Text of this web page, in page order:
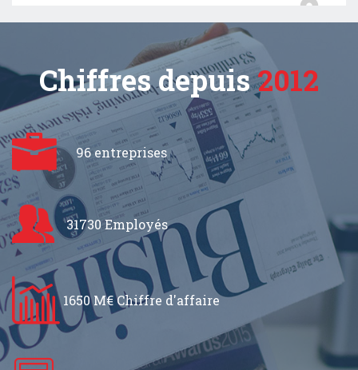
Chiffres depuis2012
96 entreprises
31730 Employés
1650 M€ Chiffre d'affaire